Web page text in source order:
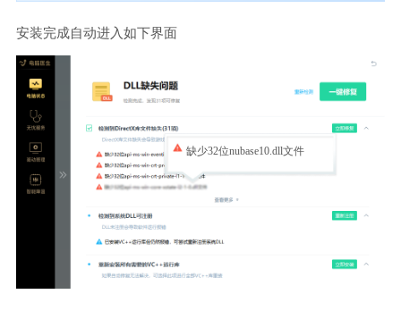
安装完成自动进入如下界面
缺少32位nubase10.dll文件